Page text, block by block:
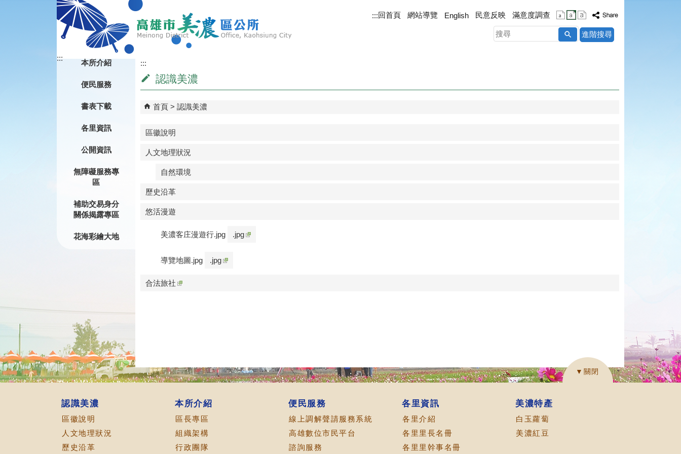
跳到主要內容區塊
:::回首頁 網站導覽 English 民意反映 滿意度調查
搜
尋
進階搜尋
:::
本所介紹
便民服務
書表下載
各里資訊
公開資訊
無障礙服務專
區
補助交易身分
關係揭露專區
花海彩繪大地
:::
認識美濃
首頁 認識美濃
區徽說明
人文地理狀況
自然環境
歷史沿革
悠活漫遊
美濃客庄漫遊行.jpg .jpg
導覽地圖.jpg .jpg
合法旅社
▼關閉
認識美濃
區徽說明
人文地理狀況
歷史沿革
本所介紹
區長專區
組織架構
行政團隊
便民服務
線上調解聲請服務系統
高雄數位市民平台
諮詢服務
各里資訊
各里介紹
各里里長名冊
各里里幹事名冊
美濃特產
白玉蘿蔔
美濃紅豆